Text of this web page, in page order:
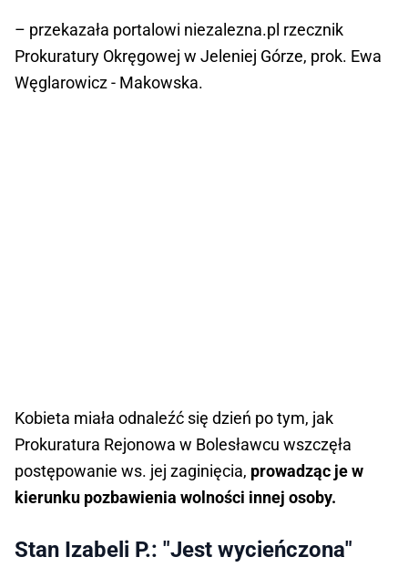
– przekazała portalowi niezalezna.pl rzecznik
Prokuratury Okręgowej w Jeleniej Górze, prok. Ewa
Węglarowicz - Makowska.
Kobieta miała odnaleźć się dzień po tym, jak
Prokuratura Rejonowa w Bolesławcu wszczęła
postępowanie ws. jej zaginięcia, prowadząc je w
kierunku pozbawienia wolności innej osoby.
Stan Izabeli P.: "Jest wycieńczona"